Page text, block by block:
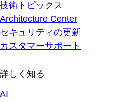
技術トピックス
Architecture Center
セキュリティの更新
カスタマーサポート
詳しく知る
AI